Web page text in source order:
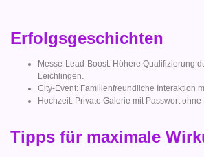
Erfolgsgeschichten
Messe-Lead-Boost: Höhere Qualifizierung
Leichlingen.
City-Event: Familienfreundliche Interaktion
Hochzeit: Private Galerie mit Passwort ohne
Tipps für maximale